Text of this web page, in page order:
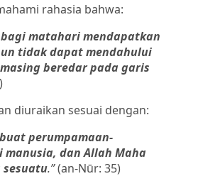
rahasia bahwa:
matahari mendapatkan
tidak dapat mendahului
beredar pada garis
diuraikan sesuai dengan:
perumpamaan-
dan Allah Maha
sesuatu.”(an-Nūr: 35)